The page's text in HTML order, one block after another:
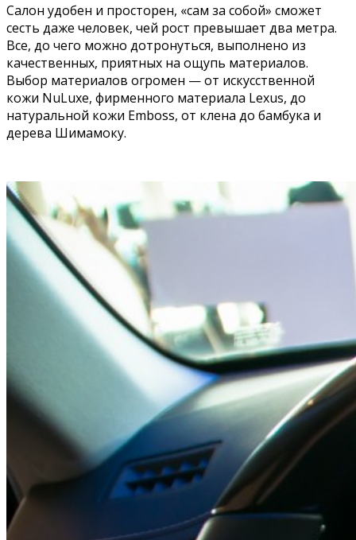
Салон удобен и просторен, «сам за собой» сможет
сесть даже человек, чей рост превышает два метра.
Все, до чего можно дотронуться, выполнено из
качественных, приятных на ощупь материалов.
Выбор материалов огромен — от искусственной
кожи NuLuxe, фирменного материала Lexus, до
натуральной кожи Emboss, от клена до бамбука и
дерева Шимамоку.